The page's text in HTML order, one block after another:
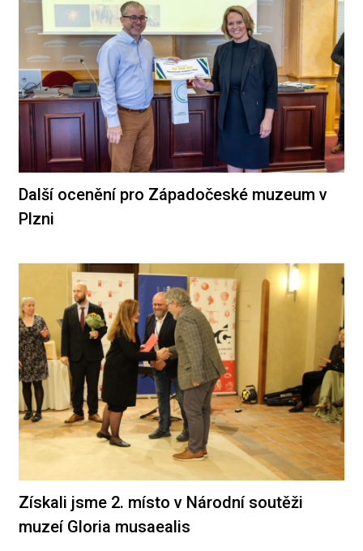
Další ocenění pro Západočeské muzeum v
Plzni
Získali jsme 2. místo v Národní soutěži
muzeí Gloria musaealis